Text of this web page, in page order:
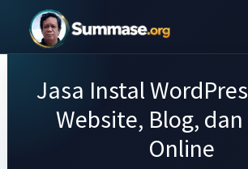
main
content
primary
sidebar
footerSummase.Org
Daily
Inspiration
Jasa Instal
Website, Blog,
Online